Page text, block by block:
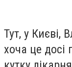
Тут, у Києві,
хоча це досі